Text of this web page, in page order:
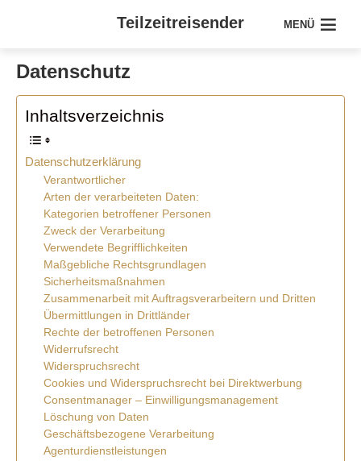
Teilzeitreisender MENÜ
Datenschutz
Inhaltsverzeichnis
Datenschutzerklärung
Verantwortlicher
Arten der verarbeiteten Daten:
Kategorien betroffener Personen
Zweck der Verarbeitung
Verwendete Begrifflichkeiten
Maßgebliche Rechtsgrundlagen
Sicherheitsmaßnahmen
Zusammenarbeit mit Auftragsverarbeitern und Dritten
Übermittlungen in Drittländer
Rechte der betroffenen Personen
Widerrufsrecht
Widerspruchsrecht
Cookies und Widerspruchsrecht bei Direktwerbung
Consentmanager – Einwilligungsmanagement
Löschung von Daten
Geschäftsbezogene Verarbeitung
Agenturdienstleistungen